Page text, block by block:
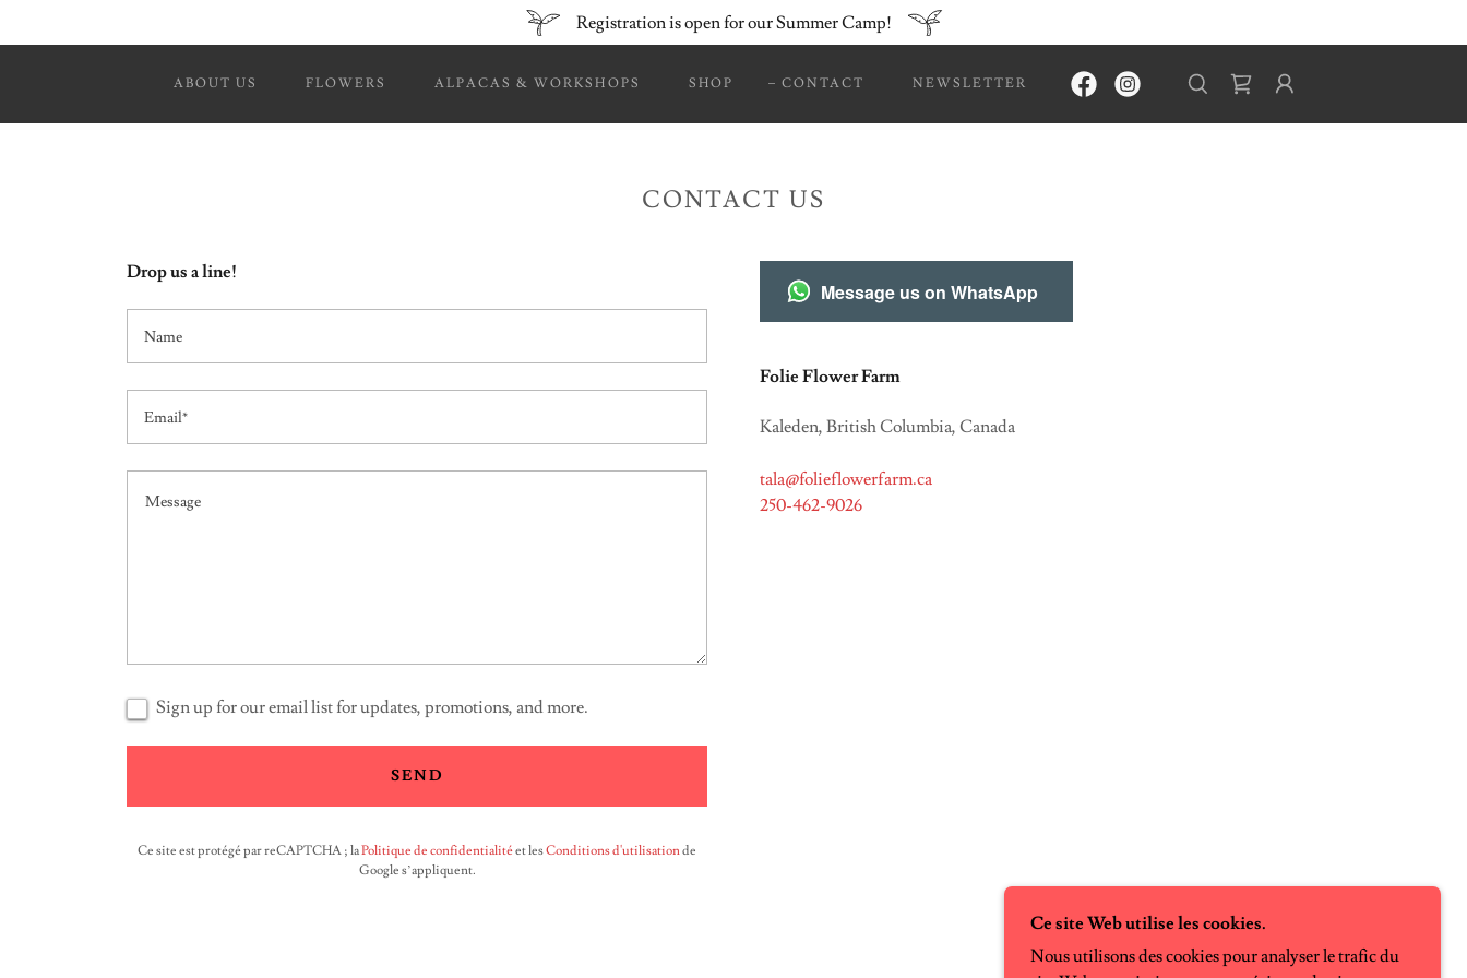
Registration is open for our Summer Camp!
ABOUT US FLOWERS ALPACAS & WORKSHOPS SHOP CONTACT NEWSLETTER
CONTACT US
Drop us a line!
Name
Email*
Sign up for our email list for updates, promotions, and more.
SEND
Ce site est protégé par reCAPTCHA ; laPolitique de confidentialitéet lesConditions d'utilisationde
Google s’appliquent.
Message us on WhatsApp
Folie Flower Farm
Kaleden, British Columbia, Canada
tala@folieflowerfarm.ca
250-462-9026
Ce site Web utilise les cookies.
Nous utilisons des cookies pour analyser le trafic du